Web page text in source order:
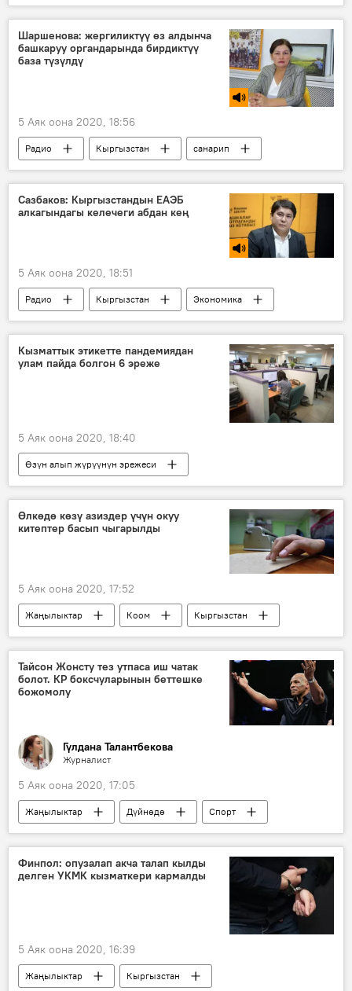
АКШ
салмак
арыктоо
сыр
Шаршенова: жергиликтүү өз алдынча
башкаруу органдарында бирдиктүү
база түзүлдү
5 Аяк оона 2020, 18:56
Радио Кыргызстан
санарип
мамлекеттик кызматкер
ачыктык
Сазбаков: Кыргызстандын ЕАЭБ
алкагындагы келечеги абдан кең
5 Аяк оона 2020, 18:51
Радио Кыргызстан
Экономика
Алмаз Сазбаков
Евразиялык экономикалык биримдик
Кызматтык этикетте пандемиядан
улам пайда болгон 6 эреже
5 Аяк оона 2020, 18:40
Өзүн алып жүрүүнүн эрежеси
Жаңылыктар
Коом
Кыргызстан
гигиена
кесиптеш
Өлкөдө көзү азиздер үчүн окуу
китептер басып чыгарылды
5 Аяк оона 2020, 17:52
Жаңылыктар Коом
Кыргызстан
китеп
азиз
окуучулар
билим
мектеп
Тайсон Жонсту тез утпаса иш чатак
болот. КР боксчуларынын беттешке
божомолу
Гүлдана Талантбекова
Журналист
5 Аяк оона 2020, 17:05
Жаңылыктар Дүйнөдө
Спорт
Майк Тайсон
Рой Жонс
беттешүү
бокс
ден соолук
шоу
Финпол: опузалап акча талап кылды
делген УКМК кызматкери кармалды
5 Аяк оона 2020, 16:39
Жаңылыктар Кыргызстан